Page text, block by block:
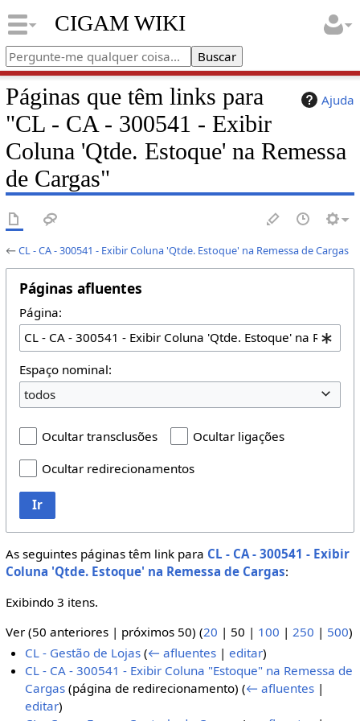
CIGAM WIKI
Ajuda
Páginas que têm links para
"CL - CA - 300541 - Exibir
Coluna 'Qtde. Estoque' na Remessa
de Cargas"
←CL - CA - 300541 - Exibir Coluna 'Qtde. Estoque' na Remessa de Cargas
Páginas afluentes
Página:
Espaço nominal:
todos
Ocultar transclusões
Ocultar ligações
Ocultar redirecionamentos
Ir
As seguintes páginas têm link para CL - CA - 300541 - Exibir
Coluna 'Qtde. Estoque' na Remessa de Cargas:
Exibindo 3 itens.
Ver (50 anteriores| próximos 50) (20 | 50 | 100 | 250 | 500)
CL - Gestão de Lojas (← afluentes |editar)
CL - CA - 300541 - Exibir Coluna "Estoque" na Remessa de
Cargas (página de redirecionamento)(← afluentes |
editar)